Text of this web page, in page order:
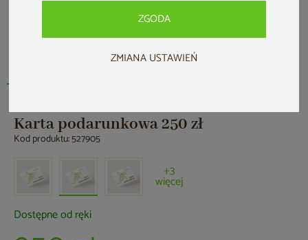
ZGODA
ZMIANA USTAWIEŃ
Karta podarunkowa 250 zł
Kod produktu: 527905
+3
więcej
Dostępne od ręki